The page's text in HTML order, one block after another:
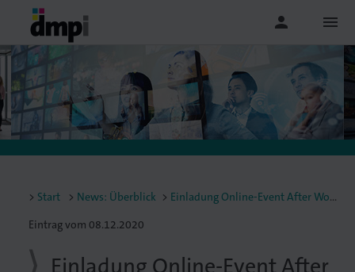
person menu
Start News: Überblick
Einladung Online-Event After Work Special: Sanierung ohne Insolvenz
Eintrag vom 08.12.2020